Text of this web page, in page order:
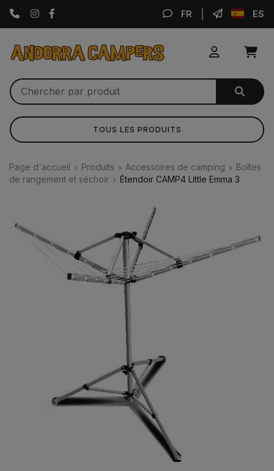
Instagram FR ES
TOUS LES PRODUITS
Page d'accueil Produits Accessoires de camping
Boîtes
de rangement et séchoir
Étendoir CAMP4 Little Emma 3